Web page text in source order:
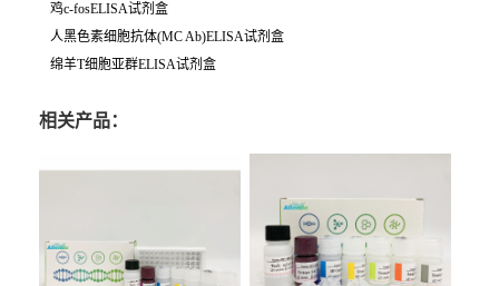
鸡c-fosELISA试剂盒
人黑色素细胞抗体(MC Ab)ELISA试剂盒
绵羊T细胞亚群ELISA试剂盒
相关产品：